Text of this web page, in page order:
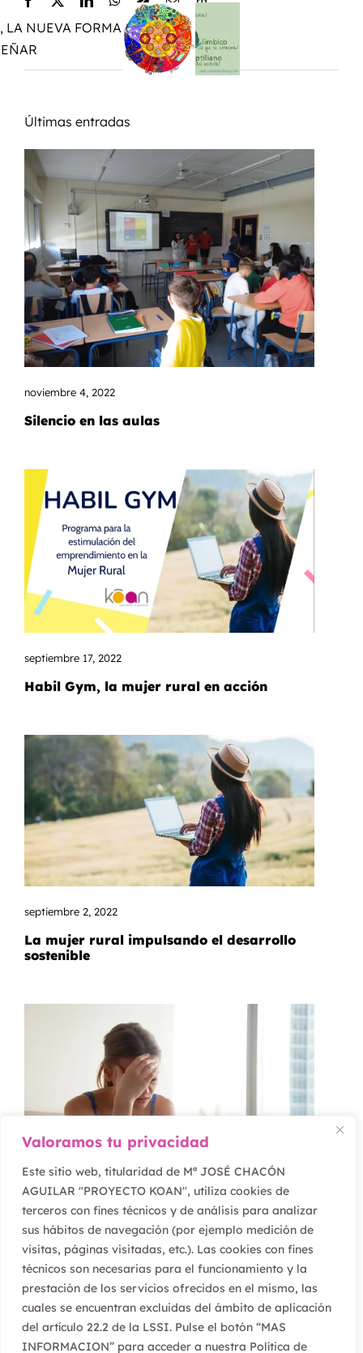
Valoramos tu privacidad
Este sitio web, titularidad de Mª JOSÉ CHACÓN
AGUILAR "PROYECTO KOAN", utiliza cookies de
terceros con fines técnicos y de análisis para analizar
sus hábitos de navegación (por ejemplo medición de
visitas, páginas visitadas, etc.). Las cookies con fines
técnicos son necesarias para el funcionamiento y la
prestación de los servicios ofrecidos en el mismo, las
cuales se encuentran excluidas del ámbito de aplicación
del artículo 22.2 de la LSSI. Pulse el botón “MAS
INFORMACION” para acceder a nuestra Política de
NUEVA FORMA
Últimas entradas
noviembre 4, 2022
Silencio en las aulas
septiembre 17, 2022
Habil Gym, la mujer rural en acción
septiembre 2, 2022
La mujer rural impulsando el desarrollo
sostenible
febrero 16, 2022
¿Vives o te preocupas?